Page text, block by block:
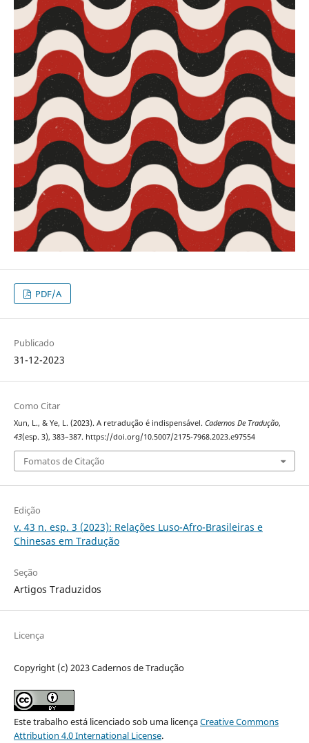
PDF/A
Publicado
31-12-2023
Como Citar
Xun, L., & Ye, L. (2023). A retradução é indispensável. Cadernos De Tradução,
43(esp. 3), 383–387. https://doi.org/10.5007/2175-7968.2023.e97554
Fomatos de Citação
Edição
v. 43 n. esp. 3 (2023): Relações Luso-Afro-Brasileiras e
Chinesas em Tradução
Seção
Artigos Traduzidos
Licença
Copyright (c) 2023 Cadernos de Tradução
Este trabalho está licenciado sob uma licençaCreative Commons
Attribution 4.0 International License.